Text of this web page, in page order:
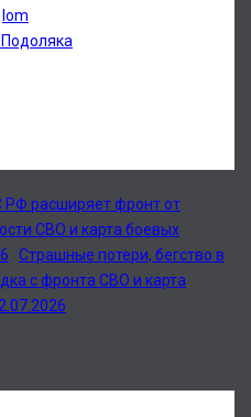
lom
РФ расширяет фронт от
СВО и карта боевых
Страшные потери, бегство в
с фронта СВО и карта